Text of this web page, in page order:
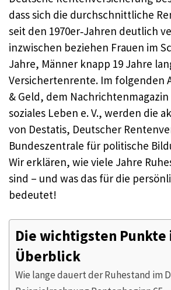
dass sich die durchschnittliche
seit den 1970er‑Jahren deutlich
inzwischen beziehen Frauen im
Jahre, Männer knapp 19 Jahre
Versichertenrente. Im folgenden
& Geld, dem Nachrichtenmagazin
soziales Leben e. V., werden die
von Destatis, Deutscher
Bundeszentrale für politische
Wir erklären, wie viele Jahre
sind – und was das für die
bedeutet!
Die wichtigsten Punkte
Überblick
Wie lange dauert der Ruhestand im